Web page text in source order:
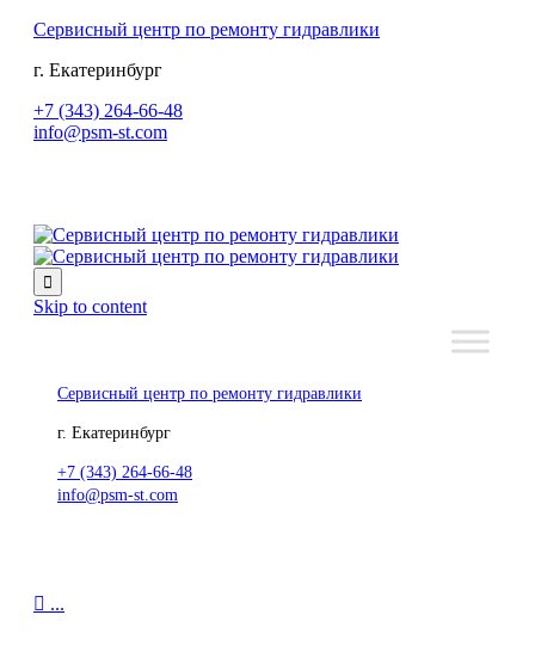
Сервисный центр по ремонту гидравлики
г. Екатеринбург
+7 (343) 264-66-48
info@psm-st.com

Skip to content
Сервисный центр по ремонту гидравлики
г. Екатеринбург
+7 (343) 264-66-48
info@psm-st.com
 ...